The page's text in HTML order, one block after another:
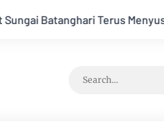
Hadapi Ancaman Krisis Air